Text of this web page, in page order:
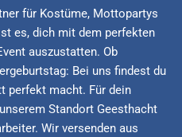
für Kostüme, Mottopartys
es, dich mit dem perfekten
auszustatten. Ob
Bei uns findest du
perfekt macht. Für dein
Standort Geesthacht
Wir versenden aus